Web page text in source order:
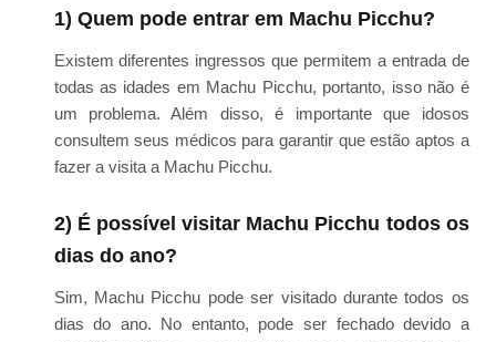
1) Quem pode entrar em Machu Picchu?
Existem diferentes ingressos que permitem a entrada de
todas as idades em Machu Picchu, portanto, isso não é
um problema. Além disso, é importante que idosos
consultem seus médicos para garantir que estão aptos a
fazer a visita a Machu Picchu.
2) É possível visitar Machu Picchu todos os
dias do ano?
Sim, Machu Picchu pode ser visitado durante todos os
dias do ano. No entanto, pode ser fechado devido a